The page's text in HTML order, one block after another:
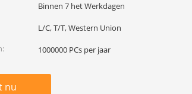
Binnen 7 het Werkdagen
L/C, T/T, Western Union
1000000 PCs per jaar
nu